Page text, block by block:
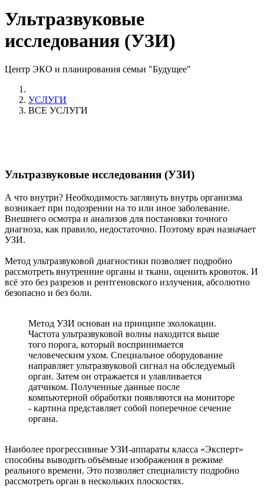
Ультразвуковые
исследования (УЗИ)
Центр ЭКО и планирования семьи "Будущее"
УСЛУГИ
ВСЕ УСЛУГИ
Ультразвуковые исследования (УЗИ)
А что внутри? Необходимость заглянуть внутрь организма
возникает при подозрении на то или иное заболевание.
Внешнего осмотра и анализов для постановки точного
диагноза, как правило, недостаточно. Поэтому врач назначает
УЗИ.
Метод ультразвуковой диагностики позволяет подробно
рассмотреть внутренние органы и ткани, оценить кровоток. И
всё это без разрезов и рентгеновского излучения, абсолютно
безопасно и без боли.
Метод УЗИ основан на принципе эхолокации.
Частота ультразвуковой волны находится выше
того порога, который воспринимается
человеческим ухом. Специальное оборудование
направляет ультразвуковой сигнал на обследуемый
орган. Затем он отражается и улавливается
датчиком. Полученные данные после
компьютерной обработки появляются на мониторе
- картина представляет собой поперечное сечение
органа.
Наиболее прогрессивные УЗИ-аппараты класса «Эксперт»
способны выводить объёмные изображения в режиме
реального времени. Это позволяет специалисту подробно
рассмотреть орган в нескольких плоскостях.